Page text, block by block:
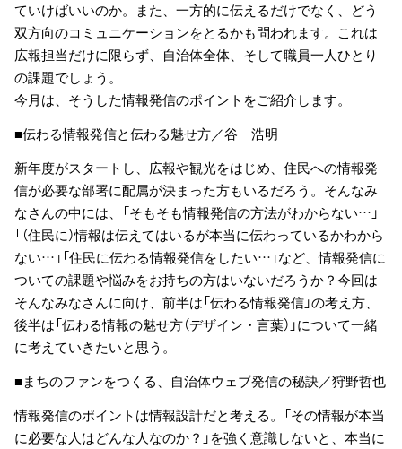
ていけばいいのか。また、一方的に伝えるだけでなく、どう
双方向のコミュニケーションをとるかも問われます。これは
広報担当だけに限らず、自治体全体、そして職員一人ひとり
の課題でしょう。
今月は、そうした情報発信のポイントをご紹介します。
■伝わる情報発信と伝わる魅せ方／谷 浩明
新年度がスタートし、広報や観光をはじめ、住民への情報発
信が必要な部署に配属が決まった方もいるだろう。そんなみ
なさんの中には、「そもそも情報発信の方法がわからない…」
「（住民に）情報は伝えてはいるが本当に伝わっているかわから
ない…」「住民に伝わる情報発信をしたい…」など、情報発信に
ついての課題や悩みをお持ちの方はいないだろうか？今回は
そんなみなさんに向け、前半は「伝わる情報発信」の考え方、
後半は「伝わる情報の魅せ方（デザイン・言葉）」について一緒
に考えていきたいと思う。
■まちのファンをつくる、自治体ウェブ発信の秘訣／狩野哲也
情報発信のポイントは情報設計だと考える。「その情報が本当
に必要な人はどんな人なのか？」を強く意識しないと、本当に